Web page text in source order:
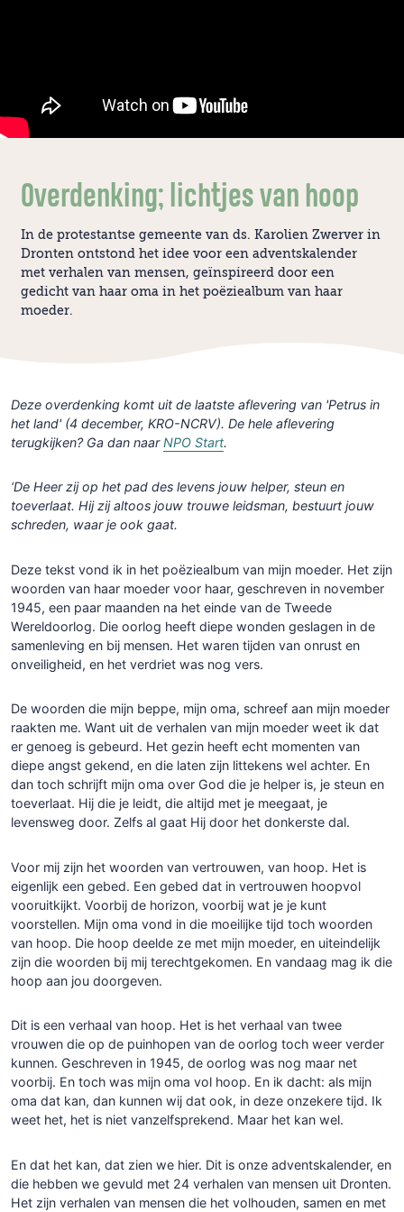
Overdenking; lichtjes van hoop
In de protestantse gemeente van ds. Karolien Zwerver in
Dronten ontstond het idee voor een adventskalender
met verhalen van mensen, geïnspireerd door een
gedicht van haar oma in het poëziealbum van haar
moeder.
Deze overdenking komt uit de laatste aflevering van 'Petrus in
het land' (4 december, KRO-NCRV). De hele aflevering
terugkijken? Ga dan naarNPO Start.
‘De Heer zij op het pad des levens jouw helper, steun en
toeverlaat. Hij zij altoos jouw trouwe leidsman, bestuurt jouw
schreden, waar je ook gaat.
Deze tekst vond ik in het poëziealbum van mijn moeder. Het zijn
woorden van haar moeder voor haar, geschreven in november
1945, een paar maanden na het einde van de Tweede
Wereldoorlog. Die oorlog heeft diepe wonden geslagen in de
samenleving en bij mensen. Het waren tijden van onrust en
onveiligheid, en het verdriet was nog vers.
De woorden die mijn beppe, mijn oma, schreef aan mijn moeder
raakten me. Want uit de verhalen van mijn moeder weet ik dat
er genoeg is gebeurd. Het gezin heeft echt momenten van
diepe angst gekend, en die laten zijn littekens wel achter. En
dan toch schrijft mijn oma over God die je helper is, je steun en
toeverlaat. Hij die je leidt, die altijd met je meegaat, je
levensweg door. Zelfs al gaat Hij door het donkerste dal.
Voor mij zijn het woorden van vertrouwen, van hoop. Het is
eigenlijk een gebed. Een gebed dat in vertrouwen hoopvol
vooruitkijkt. Voorbij de horizon, voorbij wat je je kunt
voorstellen. Mijn oma vond in die moeilijke tijd toch woorden
van hoop. Die hoop deelde ze met mijn moeder, en uiteindelijk
zijn die woorden bij mij terechtgekomen. En vandaag mag ik die
hoop aan jou doorgeven.
Dit is een verhaal van hoop. Het is het verhaal van twee
vrouwen die op de puinhopen van de oorlog toch weer verder
kunnen. Geschreven in 1945, de oorlog was nog maar net
voorbij. En toch was mijn oma vol hoop. En ik dacht: als mijn
oma dat kan, dan kunnen wij dat ook, in deze onzekere tijd. Ik
weet het, het is niet vanzelfsprekend. Maar het kan wel.
En dat het kan, dat zien we hier. Dit is onze adventskalender, en
die hebben we gevuld met 24 verhalen van mensen uit Dronten.
Het zijn verhalen van mensen die het volhouden, samen en met